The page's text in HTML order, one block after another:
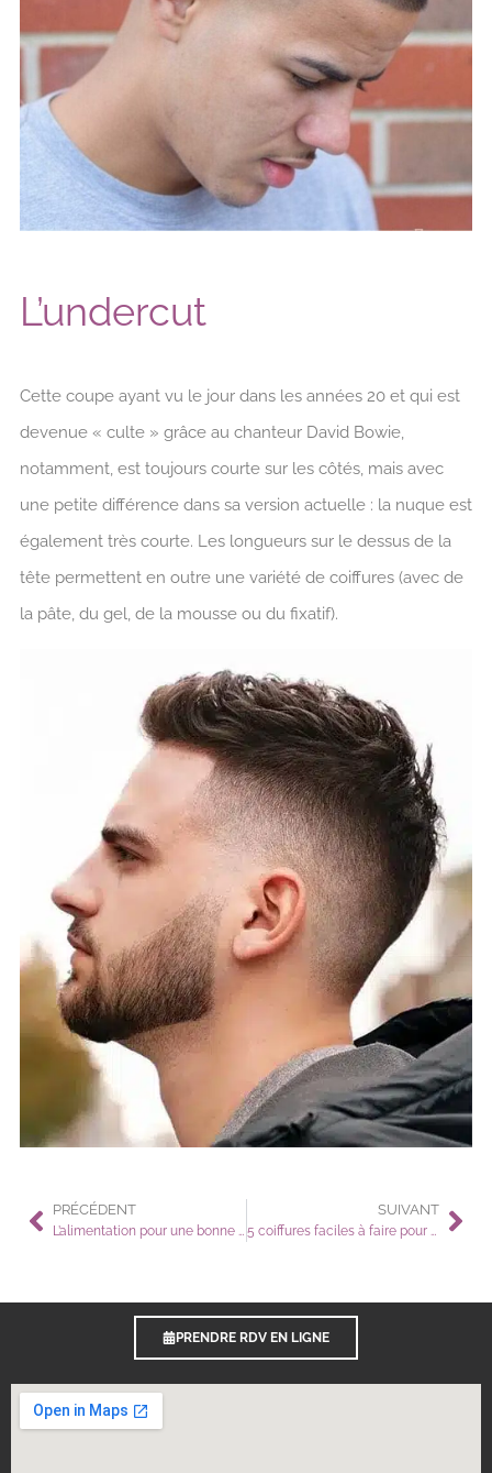
L’undercut
Cette coupe ayant vu le jour dans les années 20 et qui est
devenue « culte » grâce au chanteur David Bowie,
notamment, est toujours courte sur les côtés, mais avec
une petite différence dans sa version actuelle : la nuque est
également très courte. Les longueurs sur le dessus de la
tête permettent en outre une variété de coiffures (avec de
la pâte, du gel, de la mousse ou du fixatif).
PRÉCÉDENT
L’alimentation pour une bonne croissance des cheveux
SUIVANT
5 coiffures faciles à faire pour sa petite fille (à destination des mamans et surtout des papas)
PRENDRE RDV EN LIGNE